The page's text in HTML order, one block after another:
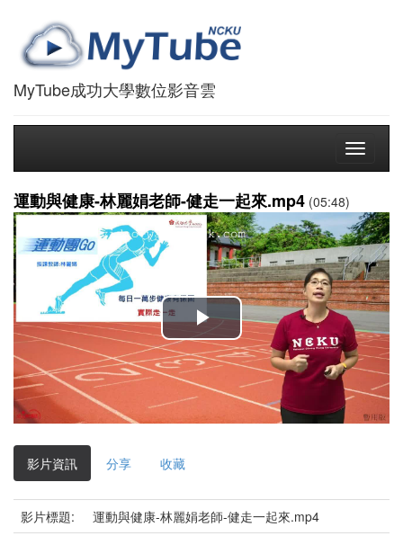
MyTube成功大學數位影音雲
Toggle
運動與健康-林麗娟老師-健走一起來.mp4 (05:48)
播
放
影
影片資訊 分享 收藏
影片標題:
運動與健康-林麗娟老師-健走一起來.mp4